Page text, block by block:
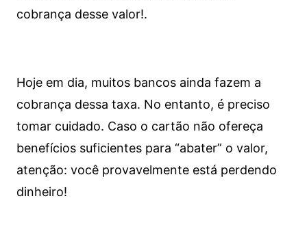
cobrança desse valor!.
Hoje em dia, muitos bancos ainda fazem a
cobrança dessa taxa. No entanto, é preciso
tomar cuidado. Caso o cartão não ofereça
benefícios suficientes para “abater” o valor,
atenção: você provavelmente está perdendo
dinheiro!